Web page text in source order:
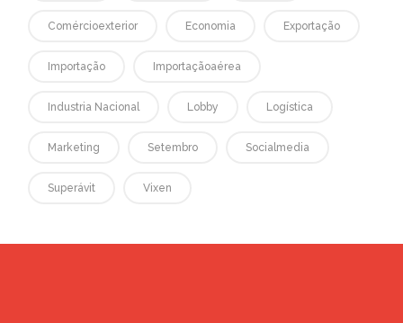
Comércioexterior Economia Exportação
Importação Importaçãoaérea
Industria Nacional Lobby Logística
Marketing Setembro Socialmedia
Superávit Vixen